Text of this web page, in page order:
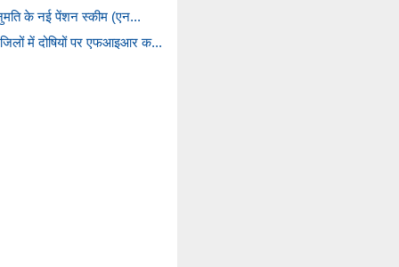
के नई पेंशन स्कीम (एन...
में दोषियों पर एफआइआर क...